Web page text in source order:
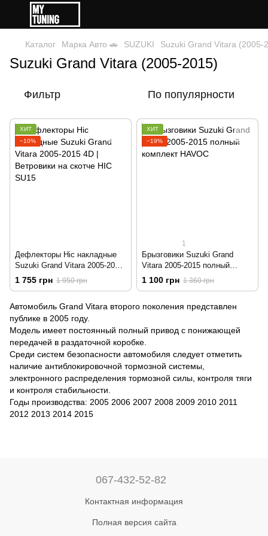
Каталог Марка Авто 🚗 SUZUKI Suzuki Grand Vitara (2005-
Suzuki Grand Vitara (2005-2015)
Фильтр По популярности
ХИТ
−10%
Дефлекторы Hic накладные
Suzuki Grand Vitara 2005-2015
4D | Ветровики на скотче HIC
1 755 грн 1 950 грн
ХИТ
−19%
1
Брызговики Suzuki Grand
Vitara 2005-2015 полный
комплект HAVOC
1 100 грн 1 360 грн
Автомобиль Grand Vitara второго поколения представлен
публике в 2005 году.
Модель имеет постоянный полный привод с понижающей
передачей в раздаточной коробке.
Среди систем безопасности автомобиля следует отметить
наличие антиблокировочной тормозной системы,
электронного распределения тормозной силы, контроля тяги
и контроля стабильности.
Годы производства: 2005 2006 2007 2008 2009 2010 2011
2012 2013 2014 2015
067-432-52-82
Контактная информация
Полная версия сайта